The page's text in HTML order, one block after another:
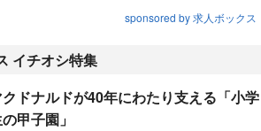
sponsored by 求人ボックス
イチオシ特集
ドナルドが40年にわたり支える「小学
甲子園」